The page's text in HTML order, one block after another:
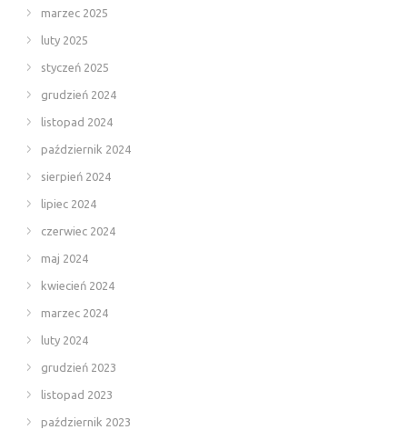
marzec 2025
luty 2025
styczeń 2025
grudzień 2024
listopad 2024
październik 2024
sierpień 2024
lipiec 2024
czerwiec 2024
maj 2024
kwiecień 2024
marzec 2024
luty 2024
grudzień 2023
listopad 2023
październik 2023